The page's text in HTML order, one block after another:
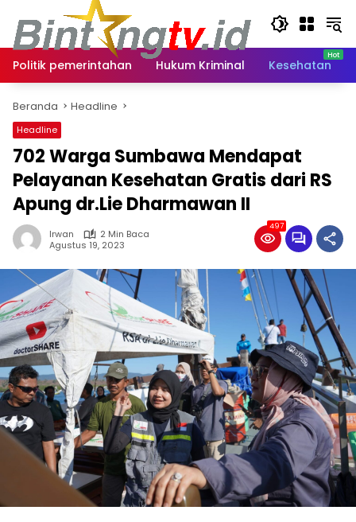
konten
Politik pemerintahan
Hukum Kriminal Kesehatan
Beranda Headline
Headline
702 Warga Sumbawa Mendapat
Pelayanan Kesehatan Gratis dari RS
Apung dr.Lie Dharmawan II
Irwan
2 Min Baca
Agustus 19, 2023
497